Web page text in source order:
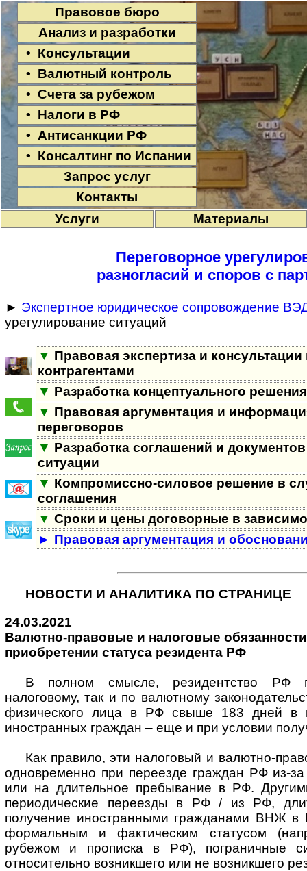
Правовое бюро
Анализ и разработки
• Консультации
• Валютный контроль
• Счета за рубежом
• Налоги в РФ
• Антисанкции РФ
• Консалтинг по Испании
Запрос услуг
Контакты
Услуги
Материалы
Переговорное
разногласий и споров с
► Экспертное юридическое сопровождение
урегулирование ситуаций
▼ Правовая экспертиза и консультации
контрагентами
▼ Разработка концептуального
▼ Правовая аргументация и
переговоров
▼ Разработка соглашений и
ситуации
▼ Компромиссно-силовое решение в
соглашения
▼ Сроки и цены договорные в
► Правовая аргументация и
НОВОСТИ И АНАЛИТИКА ПО СТРАНИЦЕ
24.03.2021
Валютно-правовые и налоговые
приобретении статуса резидента РФ
В полном смысле, резидентство РФ
налоговому, так и по валютному
физического лица в РФ свыше 183 дней в
иностранных граждан – еще и при условии
Как правило, эти налоговый и валютно-
одновременно при переезде граждан РФ из-
или на длительное пребывание в РФ.
периодические переезды в РФ / из РФ,
получение иностранными гражданами ВНЖ в
формальным и фактическим статусом
рубежом и прописка в РФ), пограничные
относительно возникшего или не возникшего